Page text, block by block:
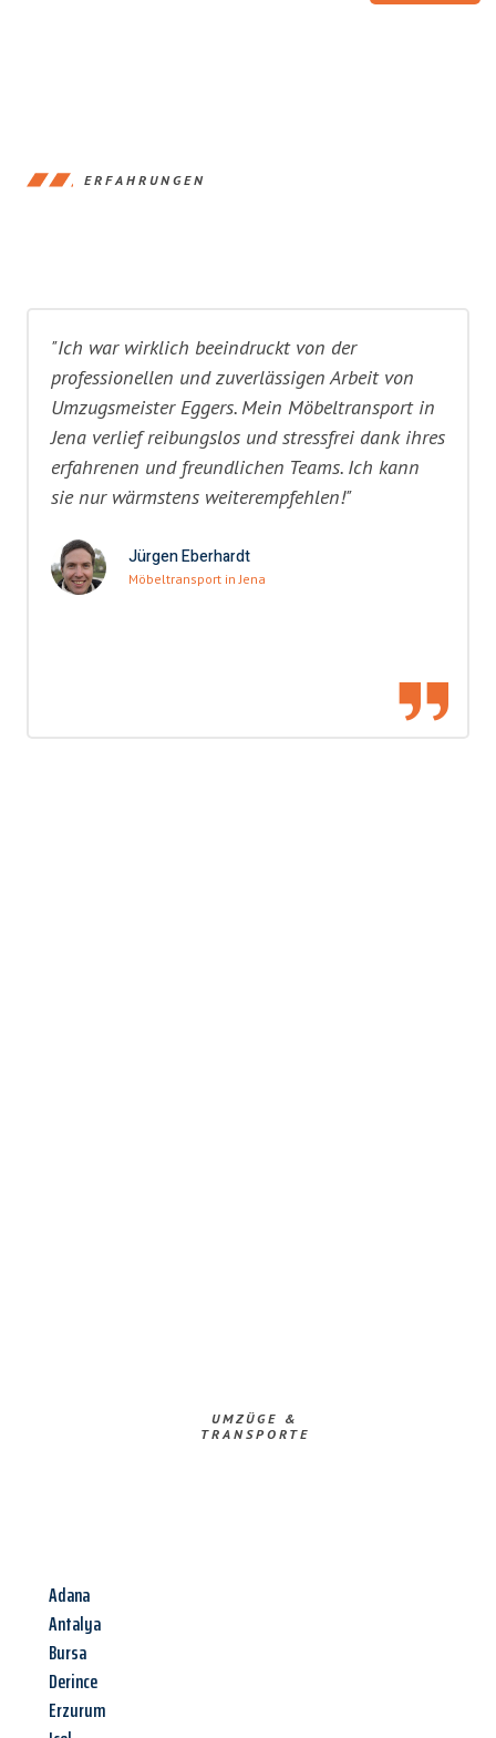
ERFAHRUNGEN
"Ich war wirklich beeindruckt von der
professionellen und zuverlässigen Arbeit von
Umzugsmeister Eggers. Mein Möbeltransport in
Jena verlief reibungslos und stressfrei dank ihres
erfahrenen und freundlichen Teams. Ich kann
sie nur wärmstens weiterempfehlen!"
Jürgen Eberhardt
Möbeltransport in Jena
UMZÜGE &
TRANSPORTE
Adana
Antalya
Bursa
Derince
Erzurum